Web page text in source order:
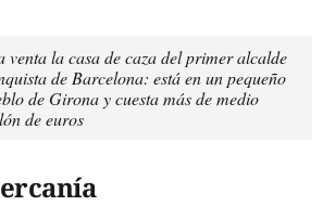
venta la casa de caza del primer alcalde
de Barcelona: está en un pequeño
de Girona y cuesta más de medio
de euros